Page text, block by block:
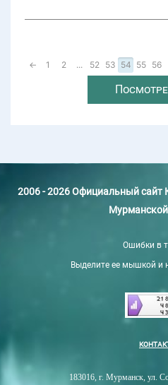
← 1 2 ... 52 53 54 55 56
2006 - 2026 Официальный сайт
Ошибки в
Выделите ее мышкой и
183016, г. Мурманск, ул.